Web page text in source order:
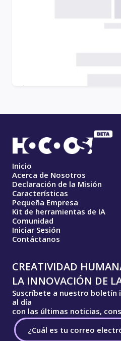
Inicio
Acerca de Nosotros
Declaración de la Misión
Características
Pequeña Empresa
Kit de herramientas de IA
Comunidad
Iniciar Sesión
Contáctanos
CREATIVIDAD
LA INNOVACIÓN DE
Suscríbete a nuestro
al día
con las últimas noticias,